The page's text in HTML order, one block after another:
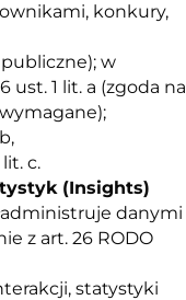
konkury,
publiczne); w
ust. 1 lit. a (zgoda na
c.
(Insights)
danymi
z art. 26 RODO
statystyki